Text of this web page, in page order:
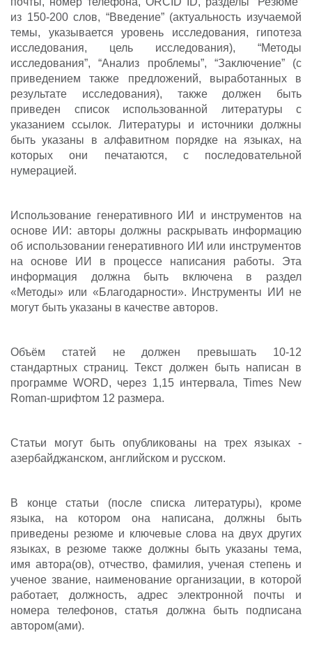
из 150-200 слов, “Введение” (актуальность изучаемой
темы, указывается уровень исследования, гипотеза
исследования, цель исследования), “Методы
исследования”, “Анализ проблемы”, “Заключение” (с
приведением также предложений, выработанных в
результате исследования), также должен быть
приведен список использованной литературы с
указанием ссылок.
Литературы и источники должны
быть указаны в алфавитном порядке на языках, на
которых они печатаются, с последовательной
нумерацией.
Использование генеративного ИИ и инструментов на
основе ИИ: авторы должны раскрывать информацию
об использовании генеративного ИИ или инструментов
на основе ИИ в процессе написания работы. Эта
информация должна быть включена в раздел
«Методы» или «Благодарности». Инструменты ИИ не
могут быть указаны в качестве авторов.
Объём статей не должен превышать 10-12
стандартных страниц. Текст должен быть написан в
программе WORD, через 1,15 интервала, Times New
Roman-шрифтом 12 размера.
Статьи могут быть опубликованы на трех языках -
азербайджанском, английском и русском.
В конце статьи (после списка литературы), кроме
языка, на котором она написана, должны быть
приведены резюме и ключевые слова на двух других
языках, в резюме также должны быть указаны тема,
имя автора(ов), отчество, фамилия, ученая степень и
ученое звание, наименование организации, в которой
работает, должность, адрес электронной почты и
номера телефонов, статья должна быть подписана
автором(ами).